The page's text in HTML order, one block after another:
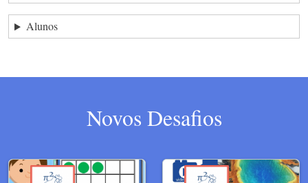
Alunos
Novos Desafios